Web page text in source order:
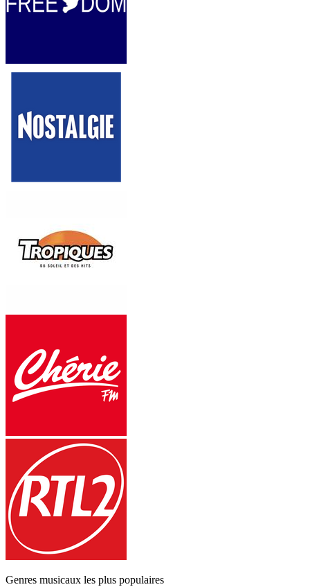
Genres musicaux les plus populaires